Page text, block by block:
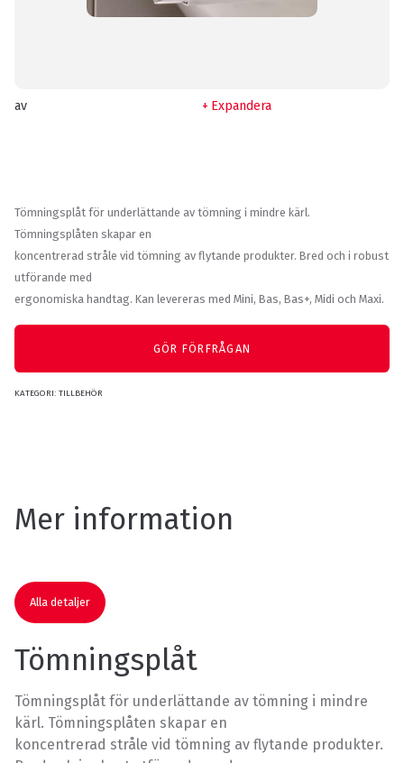
av Expandera
Tömningsplåt för underlättande av tömning i mindre kärl.
Tömningsplåten skapar en
koncentrerad stråle vid tömning av flytande produkter. Bred och i robust
utförande med
ergonomiska handtag. Kan levereras med Mini, Bas, Bas+, Midi och Maxi.
GÖR FÖRFRÅGAN
KATEGORI: TILLBEHÖR
Mer information
Alla detaljer
Tömningsplåt
Tömningsplåt för underlättande av tömning i mindre
kärl. Tömningsplåten skapar en
koncentrerad stråle vid tömning av flytande produkter.